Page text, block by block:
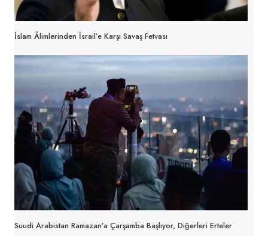
İslam Âlimlerinden İsrail’e Karşı Savaş Fetvası
Suudi Arabistan Ramazan’a Çarşamba Başlıyor, Diğerleri Erteler